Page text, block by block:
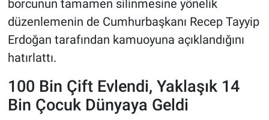
borcunun tamamen silinmesine yönelik
düzenlemenin de Cumhurbaşkanı Recep Tayyip
Erdoğan tarafından kamuoyuna açıklandığını
hatırlattı.
100 Bin Çift Evlendi, Yaklaşık 14
Bin Çocuk Dünyaya Geldi